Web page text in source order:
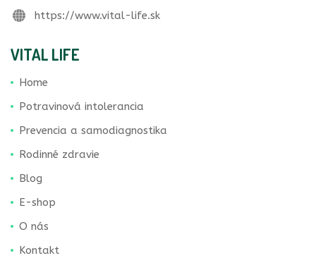
https://www.vital-life.sk
VITAL LIFE
Home
Potravinová intolerancia
Prevencia a samodiagnostika
Rodinné zdravie
Blog
E-shop
O nás
Kontakt